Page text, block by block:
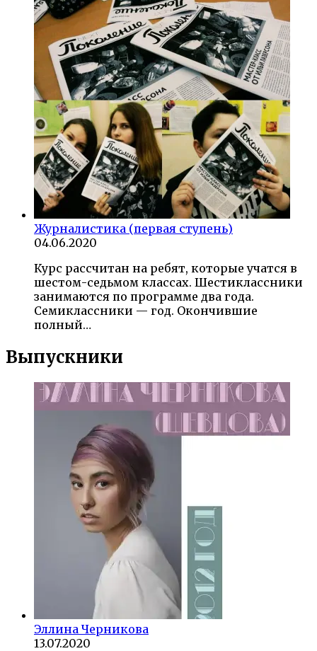
Журналистика (первая ступень)
04.06.2020
Курс рассчитан на ребят, которые учатся в
шестом-седьмом классах. Шестиклассники
занимаются по программе два года.
Семиклассники — год. Окончившие
полный…
Выпускники
Эллина Черникова
13.07.2020